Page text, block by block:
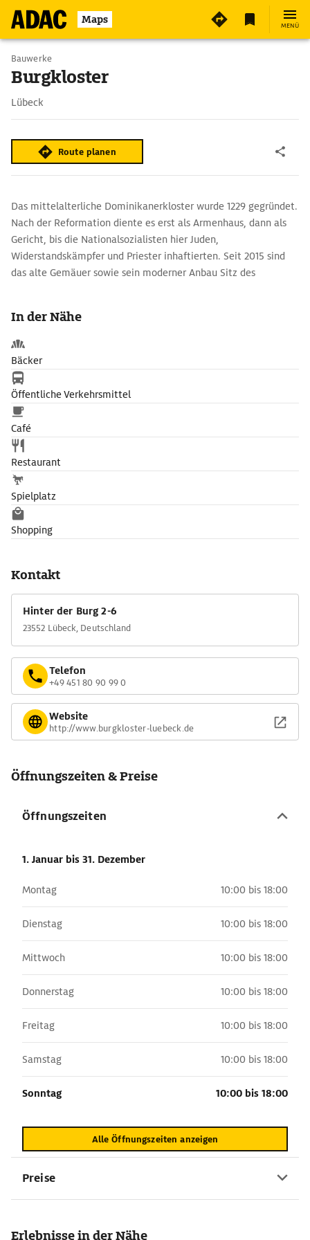
Maps MENÜ
Bauwerke
Burgkloster
Lübeck
Route planen
Das mittelalterliche Dominikanerkloster wurde 1229 gegründet.
Nach der Reformation diente es erst als Armenhaus, dann als
Gericht, bis die Nationalsozialisten hier Juden,
Widerstandskämpfer und Priester inhaftierten. Seit 2015 sind
das alte Gemäuer sowie sein moderner Anbau Sitz des
In der Nähe
Bäcker
Öffentliche Verkehrsmittel
Café
Restaurant
Spielplatz
Shopping
Kontakt
Hinter der Burg 2-6
23552 Lübeck, Deutschland
Telefon
+49 451 80 90 99 0
Website
http://www.burgkloster-luebeck.de
Öffnungszeiten & Preise
Öffnungszeiten
1. Januar bis 31. Dezember
Montag 10:00 bis 18:00
Dienstag 10:00 bis 18:00
Mittwoch 10:00 bis 18:00
Donnerstag 10:00 bis 18:00
Freitag 10:00 bis 18:00
Samstag 10:00 bis 18:00
Sonntag 10:00 bis 18:00
Alle Öffnungszeiten anzeigen
Preise
Erlebnisse in der Nähe